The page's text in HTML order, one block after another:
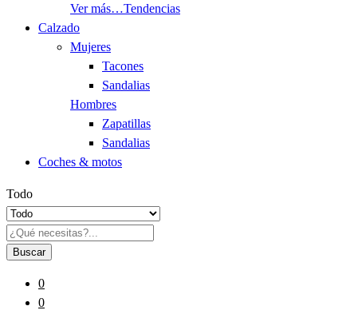
Ver más…Tendencias
Calzado
Mujeres
Tacones
Sandalias
Hombres
Zapatillas
Sandalias
Coches & motos
Todo
Buscar
0
0